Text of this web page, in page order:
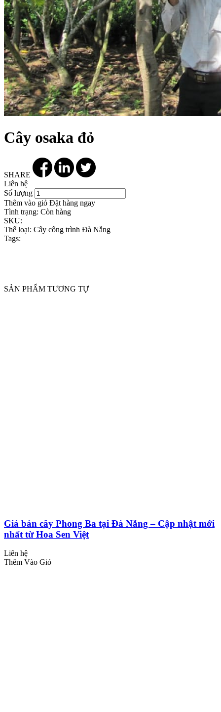
Cây osaka đỏ
SHARE
Liên hệ
Số lượng
Thêm vào giỏ Đặt hàng ngay
Tình trạng: Còn hàng
SKU:
Thể loại: Cây công trình Đà Nẵng
Tags:
SẢN PHẨM TƯƠNG TỰ
Giá bán cây Phong Ba tại Đà Nẵng – Cập nhật mới
nhất từ Hoa Sen Việt
Liên hệ
Thêm Vào Giỏ